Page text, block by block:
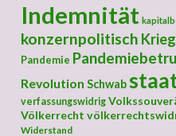
Indemnität
konzernpolitisch Krieg
Pandemie
Revolution Schwab
verfassungswidrig
Völkerrecht
Widerstand